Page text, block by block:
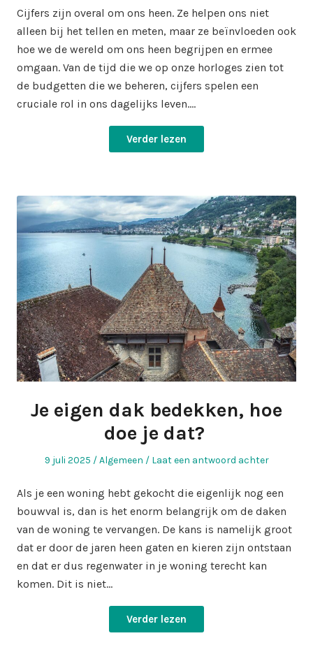
Cijfers zijn overal om ons heen. Ze helpen ons niet
alleen bij het tellen en meten, maar ze beïnvloeden ook
hoe we de wereld om ons heen begrijpen en ermee
omgaan. Van de tijd die we op onze horloges zien tot
de budgetten die we beheren, cijfers spelen een
cruciale rol in ons dagelijks leven.…
Verder lezen
Je eigen dak bedekken, hoe
doe je dat?
Geplaatst
9 juli 2025
Geplaatst
Algemeen Laat een antwoord achter
Als je een woning hebt gekocht die eigenlijk nog een
bouwval is, dan is het enorm belangrijk om de daken
van de woning te vervangen. De kans is namelijk groot
dat er door de jaren heen gaten en kieren zijn ontstaan
en dat er dus regenwater in je woning terecht kan
komen. Dit is niet…
Verder lezen